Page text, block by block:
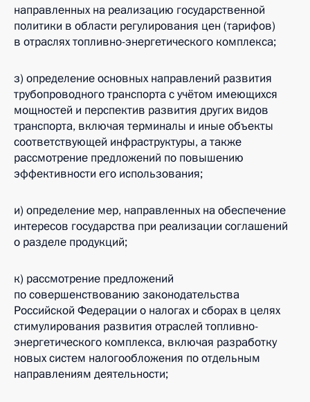
направленных на реализацию государственной
политики в области регулирования цен (тарифов)
в отраслях топливно-энергетического комплекса;
з) определение основных направлений развития
трубопроводного транспорта с учётом имеющихся
мощностей и перспектив развития других видов
транспорта, включая терминалы и иные объекты
соответствующей инфраструктуры, а также
рассмотрение предложений по повышению
эффективности его использования;
и) определение мер, направленных на обеспечение
интересов государства при реализации соглашений
о разделе продукций;
к) рассмотрение предложений
по совершенствованию законодательства
Российской Федерации о налогах и сборах в целях
стимулирования развития отраслей топливно-
энергетического комплекса, включая разработку
новых систем налогообложения по отдельным
направлениям деятельности;